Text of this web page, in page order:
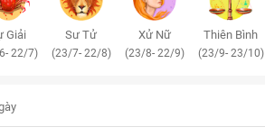
Giải
22/7)
Sư Tử
(23/7- 22/8)
Xử Nữ
(23/8- 22/9)
Thiên Bình
(23/9- 23/10)